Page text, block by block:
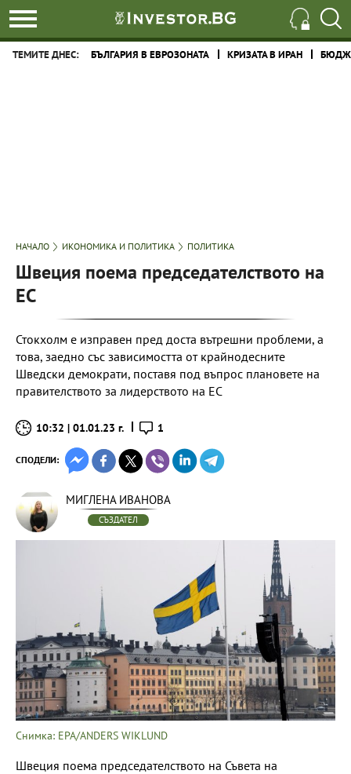
ТЕМИТЕ ДНЕС: БЪЛГАРИЯ В ЕВРОЗОНАТА КРИЗАТА В ИРАН
НАЧАЛО ИКОНОМИКА И ПОЛИТИКА ПОЛИТИКА
Швеция поема председателството на
ЕС
Стокхолм е изправен пред доста вътрешни проблеми, а
това, заедно със зависимостта от крайнодесните
Шведски демократи, поставя под въпрос плановете на
правителството за лидерството на ЕС
10:32 | 01.01.23 г. 1
СПОДЕЛИ:
МИГЛЕНА ИВАНОВА
СЪЗДАТЕЛ
Снимка: EPA/ANDERS WIKLUND
Швеция поема председателството на Съвета на